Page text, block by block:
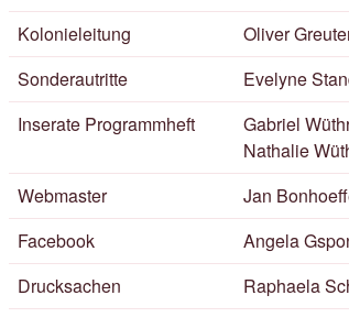
Kolonieleitung
Oliver
Sonderautritte
Evelyne
Inserate Programmheft
Gabriel
Nathalie
Webmaster Jan
Facebook
Angela
Drucksachen
Raphaela